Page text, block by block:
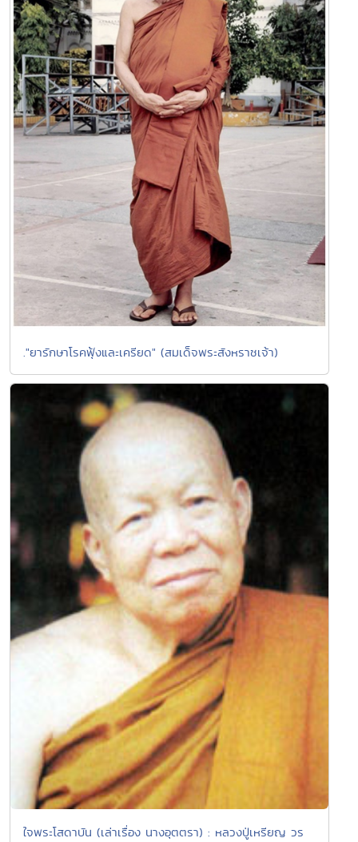
."ยารักษาโรคฟุ้งและเครียด" (สมเด็จพระสังหราชเจ้า)
ใจพระโสดาบัน (เล่าเรื่อง นางอุตตรา) : หลวงปู่เหรียญ วร